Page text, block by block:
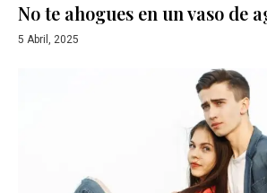
No te ahogues en un vaso de
5 Abril, 2025